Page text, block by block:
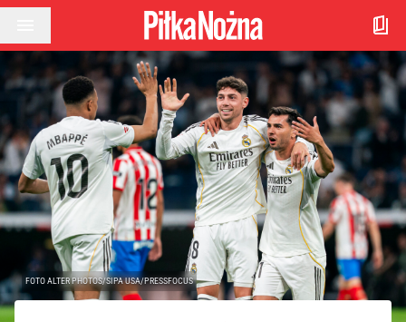
Przejdź do treści
FOTO ALTER PHOTOS/SIPA USA/PRESSFOCUS